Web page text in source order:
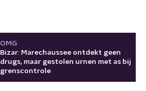
OMG
Bizar: Marechaussee ontdekt geen
drugs, maar gestolen urnen met as bij
grenscontrole